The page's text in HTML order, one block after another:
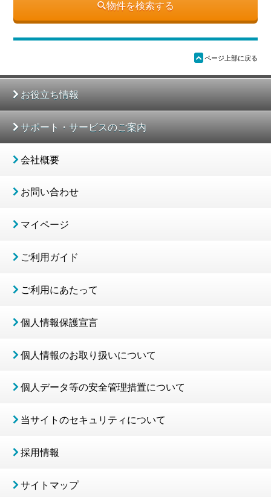
物件を検索する
ü ページ上部に戻る
お役立ち情報
サポート・サービスのご案内
会社概要
お問い合わせ
マイページ
ご利用ガイド
ご利用にあたって
個人情報保護宣言
個人情報のお取り扱いについて
個人データ等の安全管理措置について
当サイトのセキュリティについて
採用情報
サイトマップ